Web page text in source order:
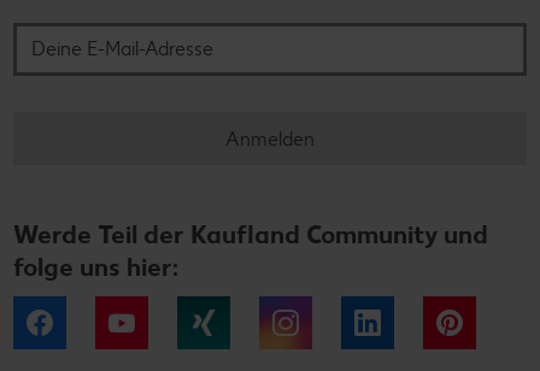
Anmelden
Werde Teil der Kaufland Community und
folge uns hier:
Facebook YouTube Instagram LinkedIn